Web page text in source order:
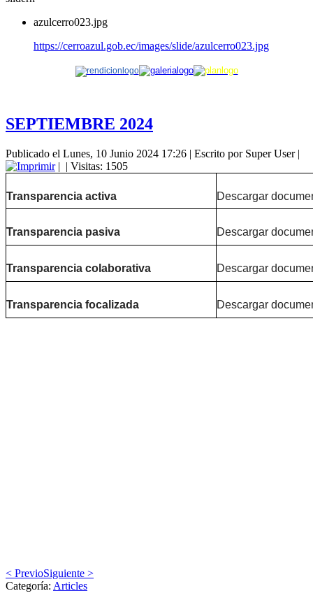
azulcerro023.jpg
https://cerroazul.gob.ec/images/slide/azulcerro023.jpg
SEPTIEMBRE 2024
Publicado el Lunes, 10 Junio 2024 17:26 | Escrito por Super User|
| | Visitas: 1505
Transparencia activa Descargar
Transparencia pasiva Descargar
Transparencia colaborativa Descargar
Transparencia focalizada Descargar
< PrevioSiguiente >
Categoría: Articles